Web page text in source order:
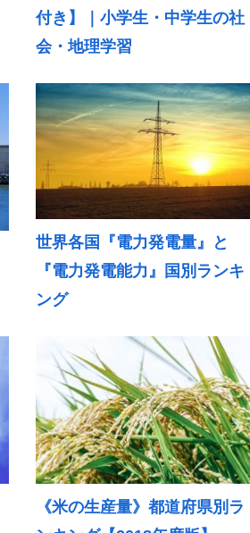
付き】｜小学生・中学生の社
会・地理学習
世界各国『電力発電量』と
『電力発電能力』国別ランキ
ング
《米の生産量》都道府県別ラ